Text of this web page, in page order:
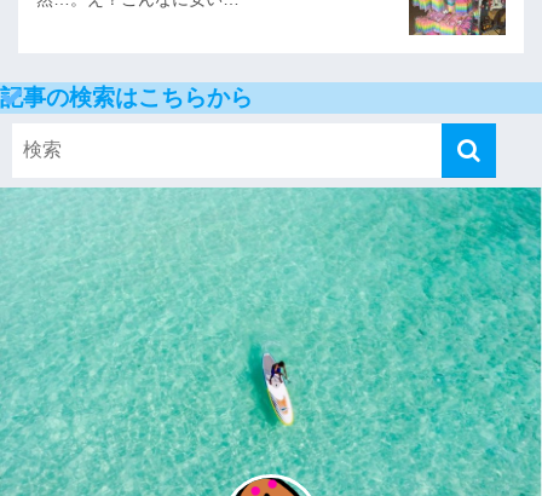
記事の検索はこちらから